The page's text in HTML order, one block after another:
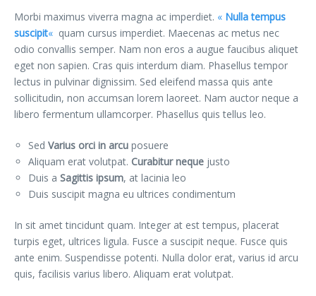
Morbi maximus viverra magna ac imperdiet. « Nulla tempus
suscipit« quam cursus imperdiet. Maecenas ac metus nec
odio convallis semper. Nam non eros a augue faucibus aliquet
eget non sapien. Cras quis interdum diam. Phasellus tempor
lectus in pulvinar dignissim. Sed eleifend massa quis ante
sollicitudin, non accumsan lorem laoreet. Nam auctor neque a
libero fermentum ullamcorper. Phasellus quis tellus leo.
Sed Varius orci in arcu posuere
Aliquam erat volutpat. Curabitur neque justo
Duis a Sagittis ipsum, at lacinia leo
Duis suscipit magna eu ultrices condimentum
In sit amet tincidunt quam. Integer at est tempus, placerat
turpis eget, ultrices ligula. Fusce a suscipit neque. Fusce quis
ante enim. Suspendisse potenti. Nulla dolor erat, varius id arcu
quis, facilisis varius libero. Aliquam erat volutpat.